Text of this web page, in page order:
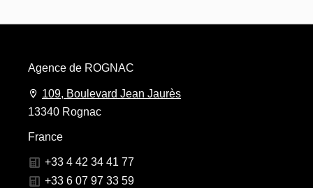
Agence de ROGNAC
109, Boulevard Jean Jaurès
13340 Rognac
France
+33 4 42 34 41 77
+33 6 07 97 33 59